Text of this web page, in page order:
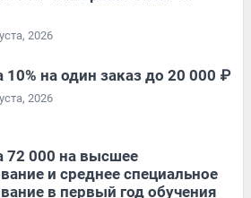
2026
10% на один заказ до 20 000 ₽
2026
72 000 на высшее
и среднее специальное
в первый год обучения